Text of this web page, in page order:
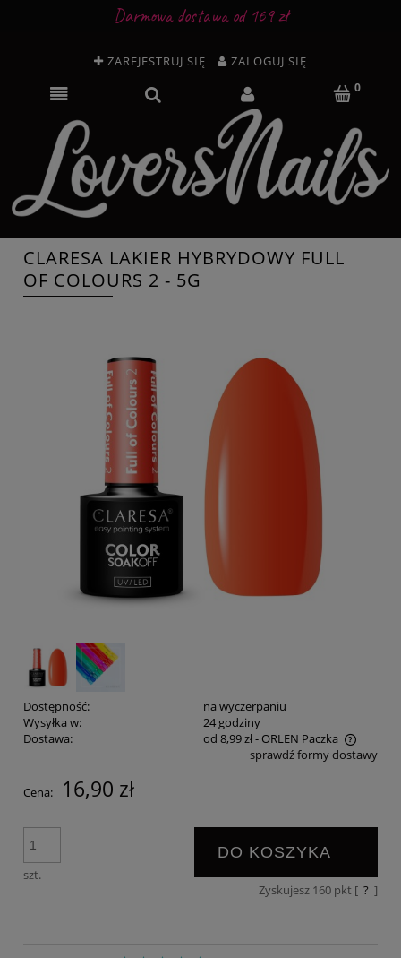
Darmowa dostawa od 169 zł
ZAREJESTRUJ SIĘ ZALOGUJ SIĘ
CLARESA LAKIER HYBRYDOWY FULL
OF COLOURS 2 - 5G
Dostępność:
na wyczerpaniu
Wysyłka w:
24 godziny
Dostawa:
od 8,99 zł- ORLEN Paczka
Cena nie zawiera ewentualnych kosztów płatnościsprawdź formy dostawy
Cena: 16,90 zł
szt.
DO KOSZYKA
Zyskujesz 160pkt [ ? ]